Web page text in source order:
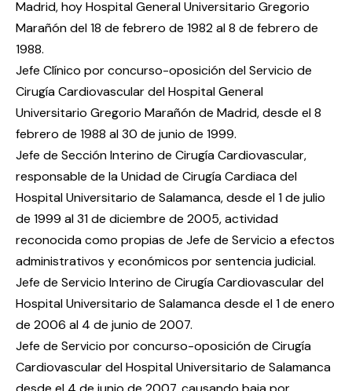
Madrid, hoy Hospital General Universitario Gregorio
Marañón del 18 de febrero de 1982 al 8 de febrero de
1988.
Jefe Clínico por concurso-oposición del Servicio de
Cirugía Cardiovascular del Hospital General
Universitario Gregorio Marañón de Madrid, desde el 8
febrero de 1988 al 30 de junio de 1999.
Jefe de Sección Interino de Cirugía Cardiovascular,
responsable de la Unidad de Cirugía Cardiaca del
Hospital Universitario de Salamanca, desde el 1 de julio
de 1999 al 31 de diciembre de 2005, actividad
reconocida como propias de Jefe de Servicio a efectos
administrativos y económicos por sentencia judicial.
Jefe de Servicio Interino de Cirugía Cardiovascular del
Hospital Universitario de Salamanca desde el 1 de enero
de 2006 al 4 de junio de 2007.
Jefe de Servicio por concurso-oposición de Cirugía
Cardiovascular del Hospital Universitario de Salamanca